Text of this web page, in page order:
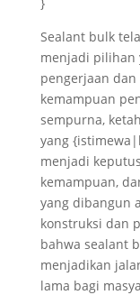
Sealant bulk
menjadi pilihan
pengerjaan
kemampuan
sempurna,
yang
menjadi
kemampuan,
yang dibangun
konstruksi dan
bahwa sealant
menjadikan
lama bagi